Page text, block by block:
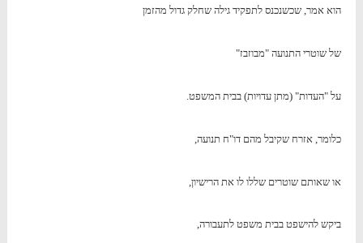
הוא אמר, שכשנכנס לתפקיד גילה שחלק גדול מהזמן
של שוטרי התנועה "מבוזבז"
על "העדות" (מתן עדויות) בבית המשפט.
כלומר, אזרח שקיבל מהם דו"ח תנועה,
או שאותם שוטרים שללו לו את הרישיון,
ביקש להישפט בבית משפט לתעבורה,